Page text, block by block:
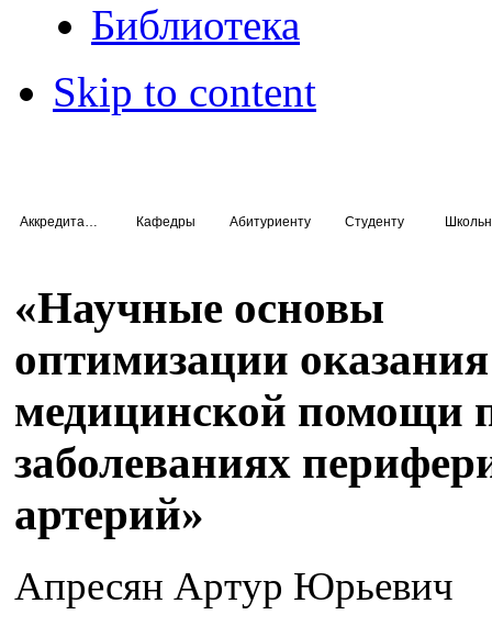
Библиотека
Skip to content
Кафедры Абитуриенту Студенту
«Научные основы
оптимизации оказания
медицинской помощи
заболеваниях
артерий»
Апресян Артур Юрьевич